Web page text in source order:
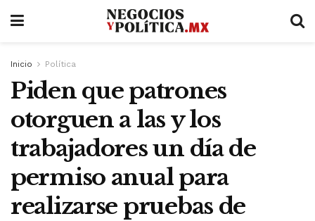
Inicio Política
Piden que patrones
otorguen a las y los
trabajadores un día de
permiso anual para
realizarse pruebas de